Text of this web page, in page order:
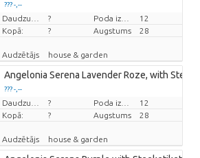
??? -,--
Cena par vienību
?
12
Kopā:
? Augstums 28
Audzētājs house & garden
Angelonia Serena Lavender Roze, with
??? -,--
Cena par vienību
?
12
Kopā:
? Augstums 28
Audzētājs house & garden